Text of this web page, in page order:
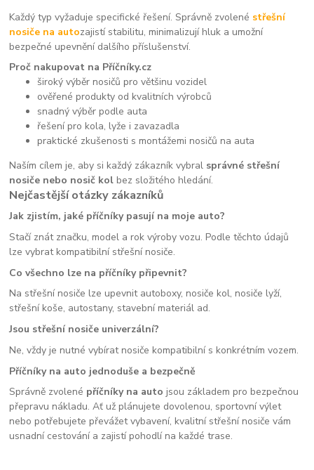
Každý typ vyžaduje specifické řešení. Správně zvolené střešní
nosiče na autozajistí stabilitu, minimalizují hluk a umožní
bezpečné upevnění dalšího příslušenství.
Proč nakupovat na Příčníky.cz
široký výběr nosičů pro většinu vozidel
ověřené produkty od kvalitních výrobců
snadný výběr podle auta
řešení pro kola, lyže i zavazadla
praktické zkušenosti s montážemi nosičů na auta
Naším cílem je, aby si každý zákazník vybral správné střešní
nosiče nebo nosič kol bez složitého hledání.
Nejčastější otázky zákazníků
Jak zjistím, jaké příčníky pasují na moje auto?
Stačí znát značku, model a rok výroby vozu. Podle těchto údajů
lze vybrat kompatibilní střešní nosiče.
Co všechno lze na příčníky připevnit?
Na střešní nosiče lze upevnit autoboxy, nosiče kol, nosiče lyží,
střešní koše, autostany, stavební materiál ad.
Jsou střešní nosiče univerzální?
Ne, vždy je nutné vybírat nosiče kompatibilní s konkrétním vozem.
Příčníky na auto jednoduše a bezpečně
Správně zvolené příčníky na auto jsou základem pro bezpečnou
přepravu nákladu. Ať už plánujete dovolenou, sportovní výlet
nebo potřebujete převážet vybavení, kvalitní střešní nosiče vám
usnadní cestování a zajistí pohodlí na každé trase.